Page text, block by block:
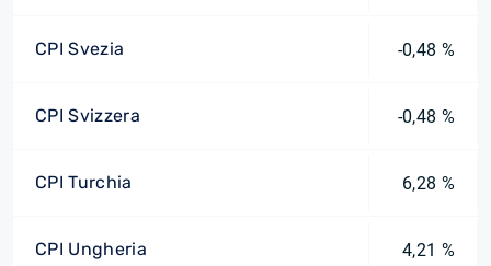
CPI Svezia -0,48 %
CPI Svizzera -0,48 %
CPI Turchia 6,28 %
CPI Ungheria 4,21 %